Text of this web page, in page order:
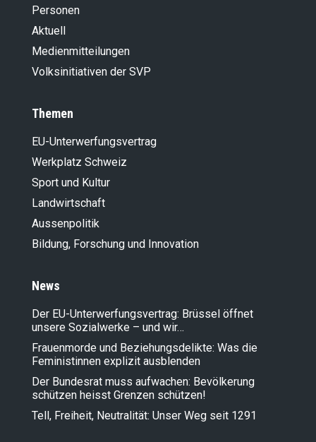
Personen
Aktuell
Medienmitteilungen
Volksinitiativen der SVP
Themen
EU-Unterwerfungsvertrag
Werkplatz Schweiz
Sport und Kultur
Landwirt­schaft
Aussenpolitik
Bildung, Forschung und Innovation
News
Der EU-Unterwerfungsvertrag: Brüssel öffnet
unsere Sozialwerke – und wir…
Frauenmorde und Beziehungsdelikte: Was die
Feministinnen explizit ausblenden
Der Bundesrat muss aufwachen: Bevölkerung
schützen heisst Grenzen schützen!
Tell, Freiheit, Neutralität: Unser Weg seit 1291